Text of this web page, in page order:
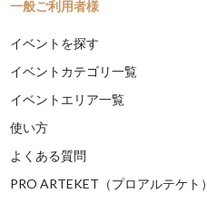
一般ご利用者様
イベントを探す
イベントカテゴリ一覧
イベントエリア一覧
使い方
よくある質問
PRO ARTEKET（プロアルテケト）